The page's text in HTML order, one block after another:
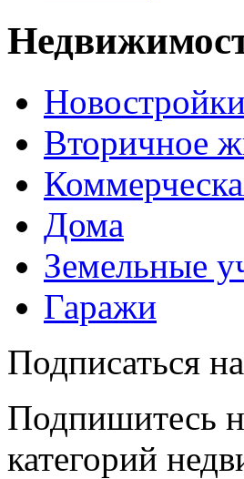
Новостройки
Вторичное
Дома
Земельные
Гаражи
Подписаться
Подпишитесь
категорий